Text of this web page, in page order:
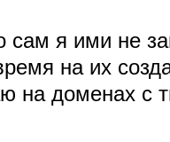
сам я ими не
на их
на доменах с